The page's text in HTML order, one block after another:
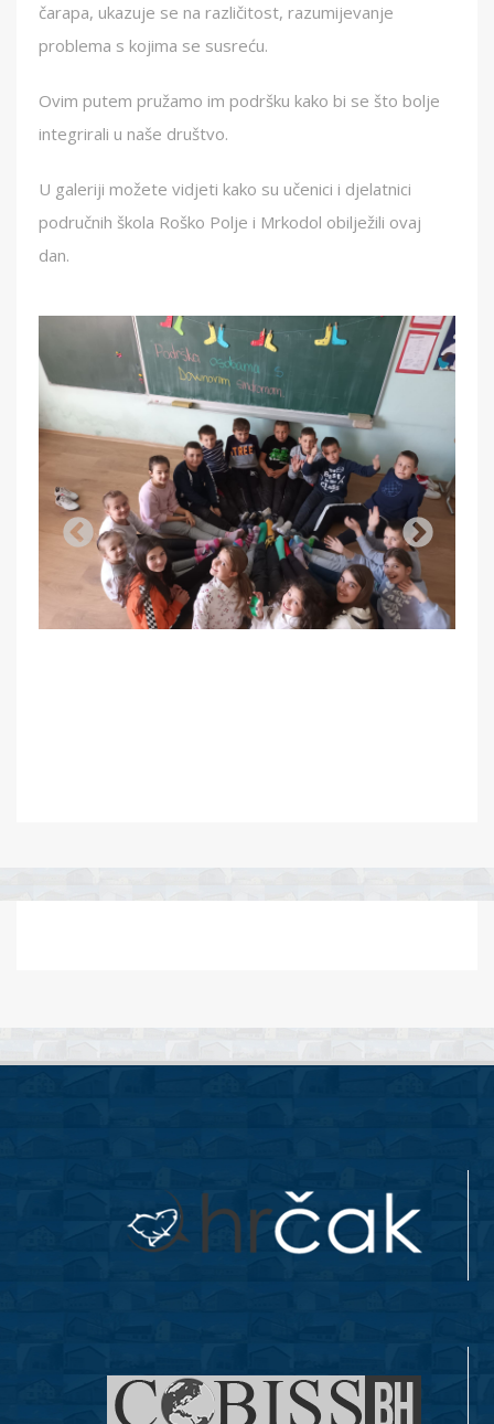
čarapa, ukazuje se na različitost, razumijevanje
problema s kojima se susreću.
Ovim putem pružamo im podršku kako bi se što bolje
integrirali u naše društvo.
U galeriji možete vidjeti kako su učenici i djelatnici
područnih škola Roško Polje i Mrkodol obilježili ovaj
dan.